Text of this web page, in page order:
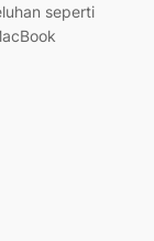
seperti